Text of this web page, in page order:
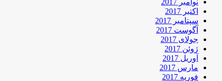
اکتبر 2017
سپتامبر 2017
آگوست 2017
جولای 2017
ژوئن 2017
آوریل 2017
مارس 2017
فوریه 2017